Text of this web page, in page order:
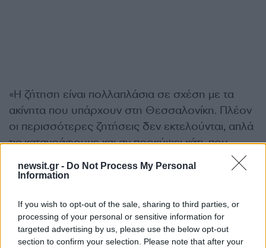
newsit.gr - Do Not Process My Personal
Information
If you wish to opt-out of the sale, sharing to third parties, or
processing of your personal or sensitive information for
targeted advertising by us, please use the below opt-out
section to confirm your selection. Please note that after your
«Η ζήτηση είναι πολλαπλάσια σε σχέση με τα
ακίνητα που υπάρχουν στη Θεσσαλονίκη. Πλέον
οι περισσότερες ζητήσεις δεν εκτελούνται, απλά
τις καταγράφουμε και αν προκύψει κάτι, που
μπορεί και να μη συμβεί ή να συμβεί μετά από
κάποιο χρονικό διάστημα, ενημερώνουμε τον
Θεσσαλονίκη είναι λιγοστά» αναφέρουν μεσίτες
στη voria.gr.